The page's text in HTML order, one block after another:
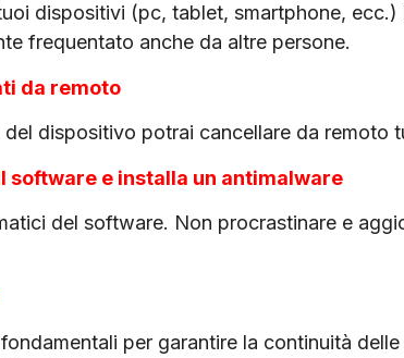
dispositivi (pc, tablet, smartphone,
frequentato anche da altre persone.
da remoto
dispositivo potrai cancellare da remoto
software e installa un antimalware
del software. Non procrastinare e
per garantire la continuità